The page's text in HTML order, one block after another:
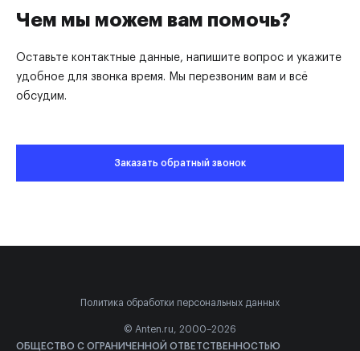
Чем мы можем вам помочь?
Оставьте контактные данные, напишите вопрос и укажите
удобное для звонка время. Мы перезвоним вам и всё
обсудим.
Заказать обратный звонок
© Anten.ru, 2000–2026
Политика обработки персональных данных
ОБЩЕСТВО С ОГРАНИЧЕННОЙ ОТВЕТСТВЕННОСТЬЮ